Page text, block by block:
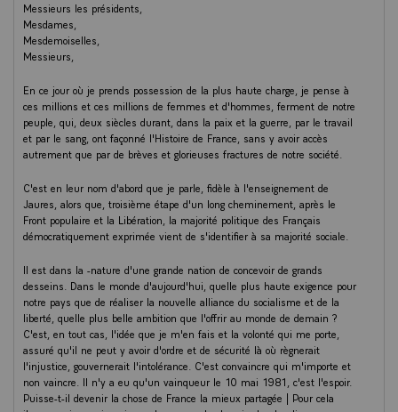
Messieurs les présidents,
Mesdames,
Mesdemoiselles,
Messieurs,
En ce jour où je prends possession de la plus haute charge, je pense à
ces millions et ces millions de femmes et d'hommes, ferment de notre
peuple, qui, deux siècles durant, dans la paix et la guerre, par le travail
et par le sang, ont façonné l'Histoire de France, sans y avoir accès
autrement que par de brèves et glorieuses fractures de notre société.
C'est en leur nom d'abord que je parle, fidèle à l'enseignement de
Jaures, alors que, troisième étape d'un long cheminement, après le
Front populaire et la Libération, la majorité politique des Français
démocratiquement exprimée vient de s'identifier à sa majorité sociale.
Il est dans la -nature d'une grande nation de concevoir de grands
desseins. Dans le monde d'aujourd'hui, quelle plus haute exigence pour
notre pays que de réaliser la nouvelle alliance du socialisme et de la
liberté, quelle plus belle ambition que l'offrir au monde de demain ?
C'est, en tout cas, l'idée que je m'en fais et la volonté qui me porte,
assuré qu'il ne peut y avoir d'ordre et de sécurité là où règnerait
l'injustice, gouvernerait l'intolérance. C'est convaincre qui m'importe et
non vaincre. Il n'y a eu qu'un vainqueur le 10 mai 1981, c'est l'espoir.
Puisse-t-il devenir la chose de France la mieux partagée | Pour cela